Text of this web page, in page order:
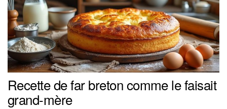
Recette de far breton comme le faisait
grand-mère